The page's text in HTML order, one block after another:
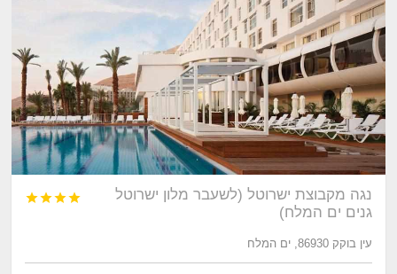
נגה מקבוצת ישרוטל (לשעבר מלון ישרוטל
גנים ים המלח)




עין בוקק 86930, ים המלח